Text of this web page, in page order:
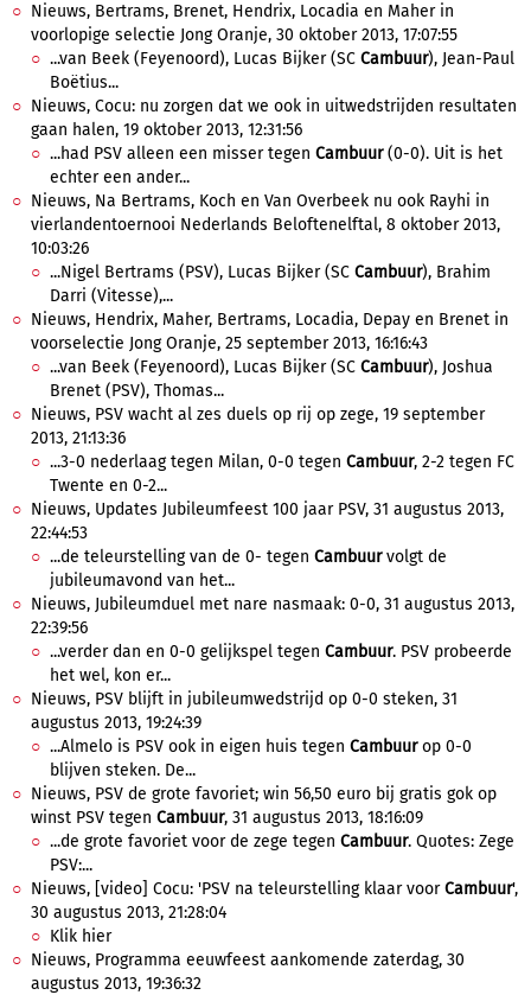
Nieuws, Bertrams, Brenet, Hendrix, Locadia en Maher in
voorlopige selectie Jong Oranje, 30 oktober 2013, 17:07:55
...van Beek (Feyenoord), Lucas Bijker (SC Cambuur), Jean-Paul
Boëtius...
Nieuws, Cocu: nu zorgen dat we ook in uitwedstrijden resultaten
gaan halen, 19 oktober 2013, 12:31:56
...had PSV alleen een misser tegen Cambuur(0-0). Uit is het
echter een ander...
Nieuws, Na Bertrams, Koch en Van Overbeek nu ook Rayhi in
vierlandentoernooi Nederlands Beloftenelftal, 8 oktober 2013,
10:03:26
...Nigel Bertrams (PSV), Lucas Bijker (SC Cambuur), Brahim
Darri (Vitesse),...
Nieuws, Hendrix, Maher, Bertrams, Locadia, Depay en Brenet in
voorselectie Jong Oranje, 25 september 2013, 16:16:43
...van Beek (Feyenoord), Lucas Bijker (SC Cambuur), Joshua
Brenet (PSV), Thomas...
Nieuws, PSV wacht al zes duels op rij op zege, 19 september
2013, 21:13:36
...3-0 nederlaag tegen Milan, 0-0 tegen Cambuur, 2-2 tegen FC
Twente en 0-2...
Nieuws, Updates Jubileumfeest 100 jaar PSV, 31 augustus 2013,
22:44:53
...de teleurstelling van de 0- tegen Cambuurvolgt de
jubileumavond van het...
Nieuws, Jubileumduel met nare nasmaak: 0-0, 31 augustus 2013,
22:39:56
...verder dan en 0-0 gelijkspel tegen Cambuur. PSV probeerde
het wel, kon er...
Nieuws, PSV blijft in jubileumwedstrijd op 0-0 steken, 31
augustus 2013, 19:24:39
...Almelo is PSV ook in eigen huis tegen Cambuurop 0-0
blijven steken. De...
Nieuws, PSV de grote favoriet; win 56,50 euro bij gratis gok op
winst PSV tegen Cambuur, 31 augustus 2013, 18:16:09
...de grote favoriet voor de zege tegen Cambuur. Quotes: Zege
PSV:...
Nieuws, [video] Cocu: 'PSV na teleurstelling klaar voorCambuur',
30 augustus 2013, 21:28:04
Klik hier
Nieuws, Programma eeuwfeest aankomende zaterdag, 30
augustus 2013, 19:36:32